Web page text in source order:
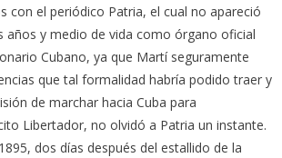
con el periódico Patria, el cual no apareció
años y medio de vida como órgano oficial
Cubano, ya que Martí seguramente
que tal formalidad habría podido traer y
de marchar hacia Cuba para
Libertador, no olvidó a Patria un instante.
dos días después del estallido de la